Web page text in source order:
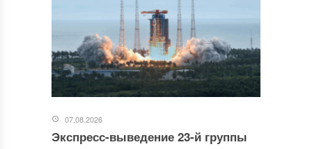
07.08.2026
Экспресс-выведение 23-й группы